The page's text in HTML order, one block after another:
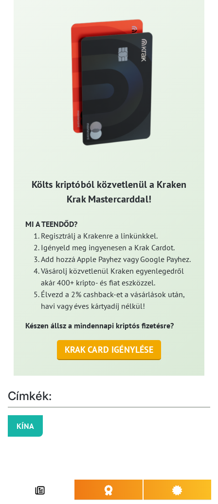
Költs kriptóból közvetlenül a Kraken
Krak Mastercarddal!
MI A TEENDŐD?
Regisztrálj a Krakenre a linkünkkel.
Igényeld meg ingyenesen a Krak Cardot.
Add hozzá Apple Payhez vagy Google Payhez.
Vásárolj közvetlenül Kraken egyenlegedről
akár 400+ kripto- és fiat eszközzel.
Élvezd a 2% cashback-et a vásárlások után,
havi vagy éves kártyadíj nélkül!
Készen állsz a mindennapi kriptós fizetésre?
KRAK CARD IGÉNYLÉSE
Címkék:
KÍNA